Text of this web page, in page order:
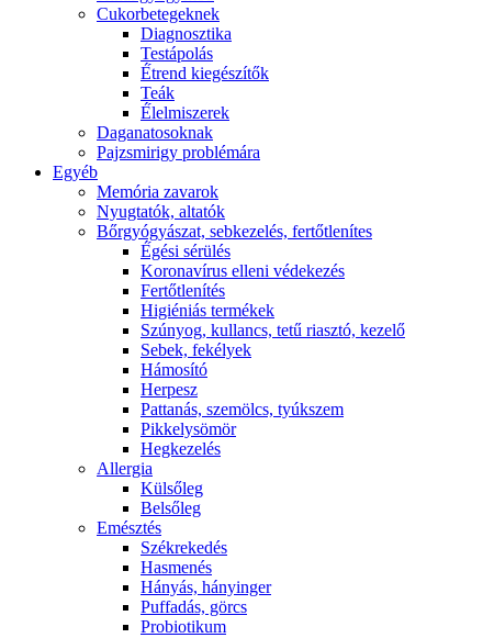
Cukorbetegeknek
Diagnosztika
Testápolás
É́trend kiegészítők
Teák
É́lelmiszerek
Daganatosoknak
Pajzsmirigy problémára
Egyéb
Memória zavarok
Nyugtatók, altatók
Bőrgyógyászat, sebkezelés, fertőtlenítes
É́gési sérülés
Koronavírus elleni védekezés
Fertőtlenítés
Higiéniás termékek
Szúnyog, kullancs, tetű riasztó, kezelő
Sebek, fekélyek
Hámosító
Herpesz
Pattanás, szemölcs, tyúkszem
Pikkelysömör
Hegkezelés
Allergia
Külsőleg
Belsőleg
Emésztés
Székrekedés
Hasmenés
Hányás, hányinger
Puffadás, görcs
Probiotikum